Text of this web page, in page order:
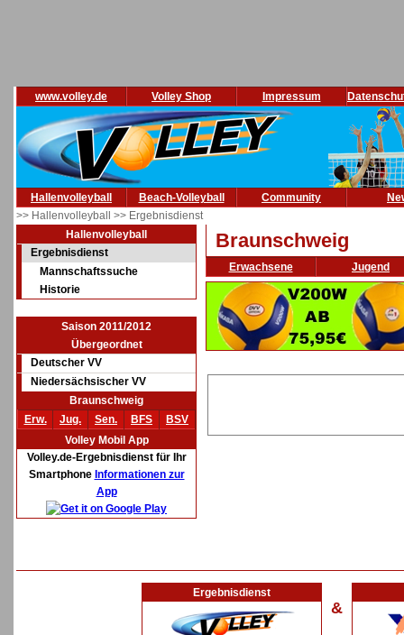
www.volley.de Volley Shop Impressum
Hallenvolleyball Beach-Volleyball Community
>> Hallenvolleyball >> Ergebnisdienst
Hallenvolleyball
Ergebnisdienst
Mannschaftssuche
Historie
Saison 2011/2012
Übergeordnet
Deutscher VV
Niedersächsischer VV
Braunschweig
Erw.
Jug. Sen. BFS
BSV
Volley Mobil App
Volley.de-Ergebnisdienst für Ihr
Smartphone Informationen zur
App
Braunschweig
Erwachsene Jugend
Ergebnisdienst
&